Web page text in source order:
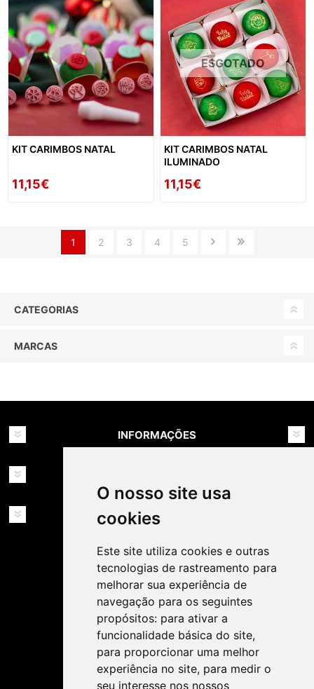
O nosso site usa
cookies
Este site utiliza cookies e outras
tecnologias de rastreamento para
melhorar sua experiência de
navegação para os seguintes
propósitos: para ativar a
funcionalidade básica do site,
para proporcionar uma melhor
experiência no site, para medir o
seu interesse nos nossos
KIT CARIMBOS NATAL
11,15€
ESGOTADO
KIT CARIMBOS NATAL
ILUMINADO
11,15€
1 2 3 4 5
CATEGORIAS
MARCAS
INFORMAÇÕES
SERVIÇOS
SIGA-NOS NAS REDES SOCIAIS!